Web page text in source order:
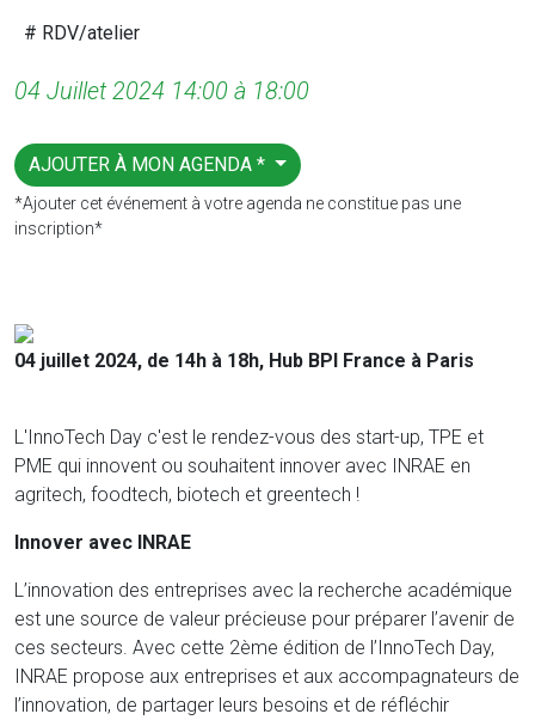
# RDV/atelier
04 Juillet 2024 14:00 à 18:00
AJOUTER À MON AGENDA *
*Ajouter cet événement à votre agenda ne constitue pas une
inscription*
04 juillet 2024, de 14h à 18h, Hub BPI France à Paris
L'InnoTech Day c'est le rendez-vous des start-up, TPE et
PME qui innovent ou souhaitent innover avec INRAE en
agritech, foodtech, biotech et greentech !
Innover avec INRAE
L’innovation des entreprises avec la recherche académique
est une source de valeur précieuse pour préparer l’avenir de
ces secteurs. Avec cette 2ème édition de l’InnoTech Day,
INRAE propose aux entreprises et aux accompagnateurs de
l’innovation, de partager leurs besoins et de réfléchir